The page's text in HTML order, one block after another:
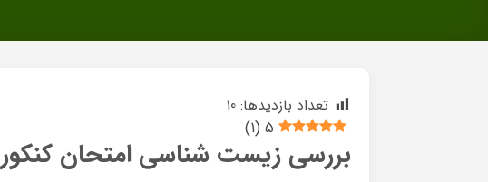
تعداد بازدیدها: 10
5
(
1
)
بررسی زیست شناسی امتحان کنکور ۹۶